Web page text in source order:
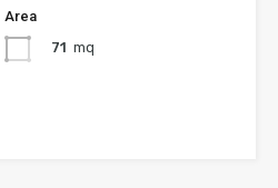
Area
71 mq